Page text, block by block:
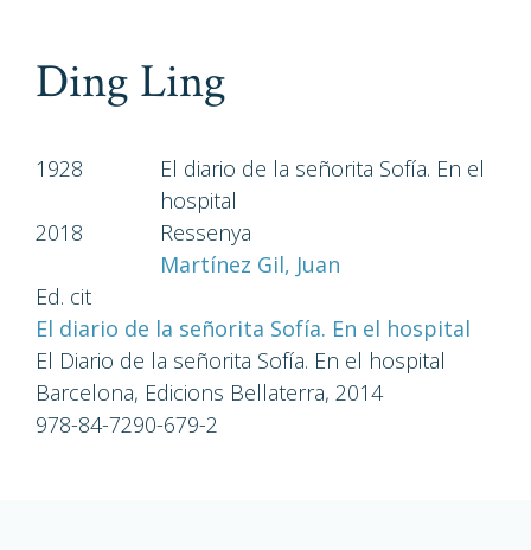
Ding Ling
1928
El diario de la señorita Sofía. En el
hospital
2018
Ressenya
Martínez Gil, Juan
Ed. cit
El diario de la señorita Sofía. En el hospital
El Diario de la señorita Sofía. En el hospital
Barcelona, Edicions Bellaterra, 2014
978-84-7290-679-2